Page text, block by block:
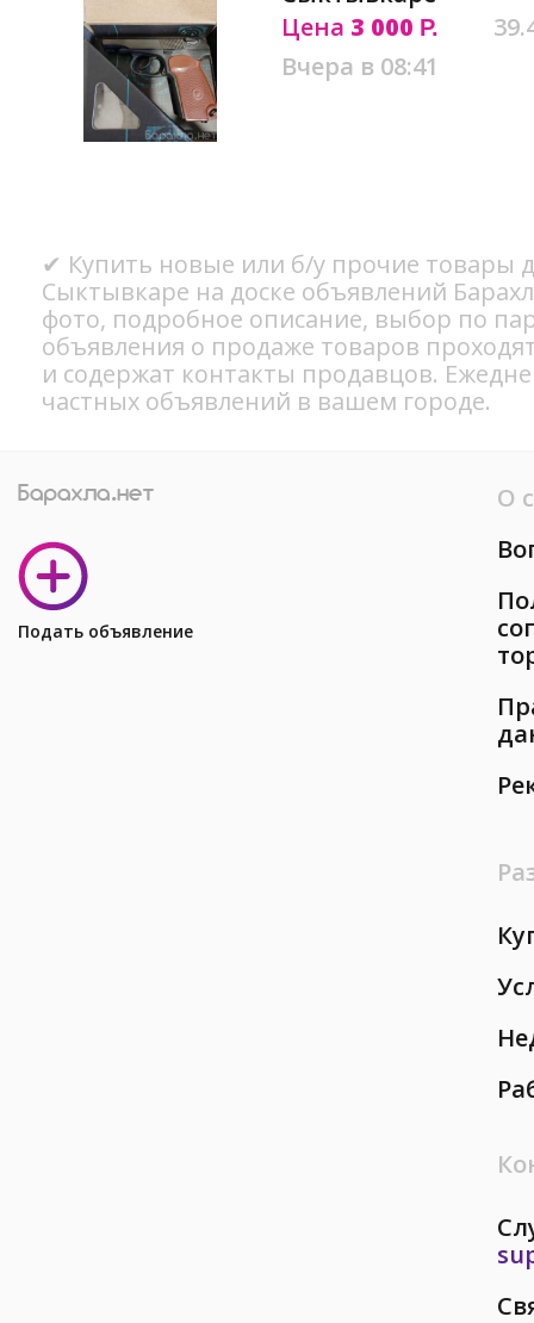
Цена 3 000 Р.
Вчера в 08:41
✔ Купить новые или б/у прочие товары
Сыктывкаре на доске объявлений
фото, подробное описание, выбор по
объявления о продаже товаров
и содержат контакты продавцов.
частных объявлений в вашем городе.
Подать объявление
О